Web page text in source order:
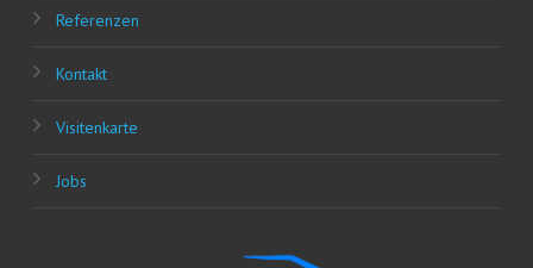
Refe­ren­zen
Kon­takt
Visi­ten­kar­te
Jobs